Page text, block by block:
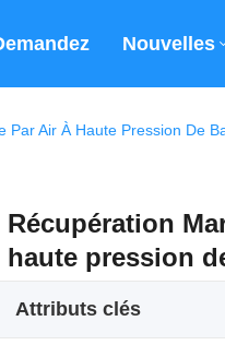
Un Devis
Nouvelles
Par Air À Haute Pression De
Récupération
haute pression
Attributs clés